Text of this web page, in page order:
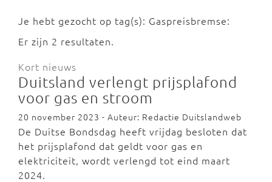
Je hebt gezocht op tag(s): Gaspreisbremse:
Er zijn 2 resultaten.
Kort nieuws
Duitsland verlengt prijsplafond
voor gas en stroom
20 november 2023 - Auteur: Redactie Duitslandweb
De Duitse Bondsdag heeft vrijdag besloten dat
het prijsplafond dat geldt voor gas en
elektriciteit, wordt verlengd tot eind maart
2024.